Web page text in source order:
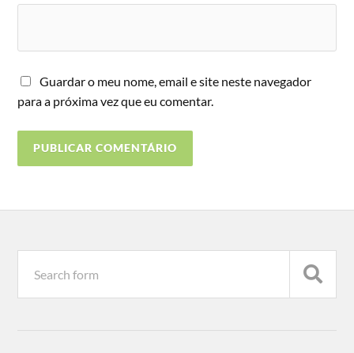
Guardar o meu nome, email e site neste navegador
para a próxima vez que eu comentar.